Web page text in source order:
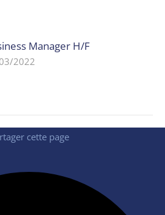
Manager H/F
2022
cette page